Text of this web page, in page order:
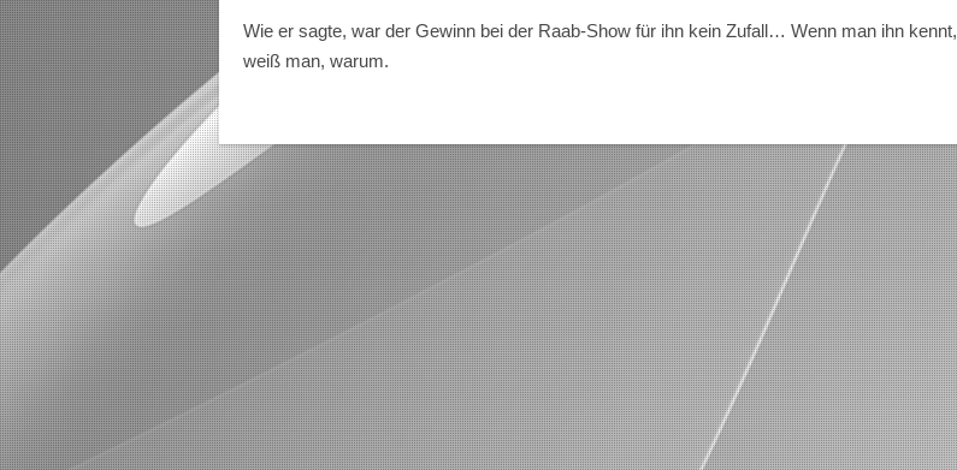
Wie er sagte, war der Gewinn bei der Raab-Show für ihn kein Zufall… Wenn man ihn kennt,
weiß man, warum.